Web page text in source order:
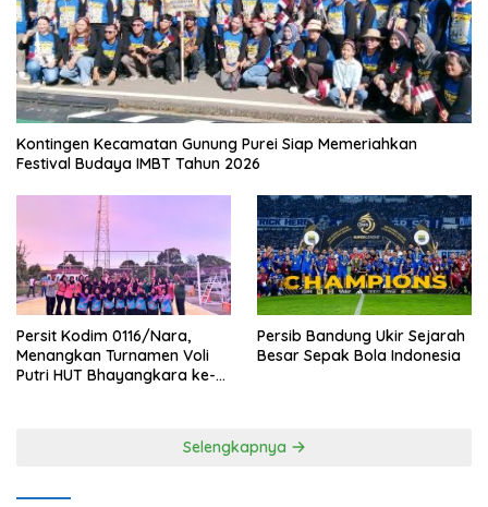
Kontingen Kecamatan Gunung Purei Siap Memeriahkan
Festival Budaya IMBT Tahun 2026
Persit Kodim 0116/Nara,
Menangkan Turnamen Voli
Putri HUT Bhayangkara ke-
Persib Bandung Ukir Sejarah
Besar Sepak Bola Indonesia
Selengkapnya